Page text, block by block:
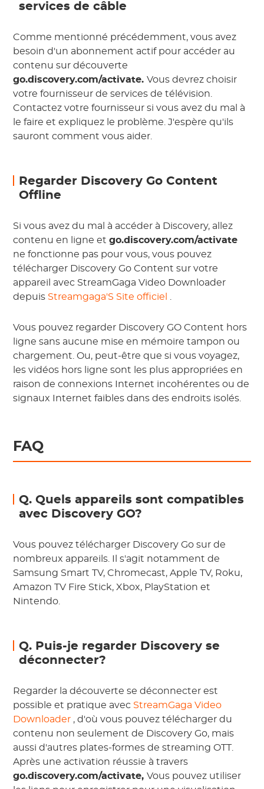
services de câble
Comme mentionné précédemment, vous avez
besoin d'un abonnement actif pour accéder au
contenu sur découverte
go.discovery.com/activate.Vous devrez choisir
votre fournisseur de services de télévision.
Contactez votre fournisseur si vous avez du mal à
le faire et expliquez le problème. J'espère qu'ils
sauront comment vous aider.
Regarder Discovery Go Content
Offline
Si vous avez du mal à accéder à Discovery, allez
contenu en ligne etgo.discovery.com/activate
ne fonctionne pas pour vous, vous pouvez
télécharger Discovery Go Content sur votre
appareil avec StreamGaga Video Downloader
depuis Streamgaga'S Site officiel .
Vous pouvez regarder Discovery GO Content hors
ligne sans aucune mise en mémoire tampon ou
chargement. Ou, peut-être que si vous voyagez,
les vidéos hors ligne sont les plus appropriées en
raison de connexions Internet incohérentes ou de
signaux Internet faibles dans des endroits isolés.
FAQ
Q. Quels appareils sont compatibles
avec Discovery GO?
Vous pouvez télécharger Discovery Go sur de
nombreux appareils. Il s'agit notamment de
Samsung Smart TV, Chromecast, Apple TV, Roku,
Amazon TV Fire Stick, Xbox, PlayStation et
Nintendo.
Q. Puis-je regarder Discovery se
déconnecter?
Regarder la découverte se déconnecter est
possible et pratique avec StreamGaga Video
Downloader , d'où vous pouvez télécharger du
contenu non seulement de Discovery Go, mais
aussi d'autres plates-formes de streaming OTT.
Après une activation réussie à travers
go.discovery.com/activate,Vous pouvez utiliser